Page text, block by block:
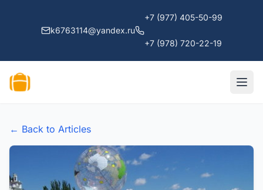
k6763114@yandex.ru
+7 (977) 405-50-99
+7 (978) 720-22-19
← Back to Articles